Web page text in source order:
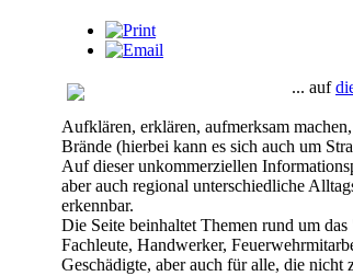
... auf
Aufklären, erklären, aufmerksam
Brände (hierbei kann es sich auch um
Auf dieser unkommerziellen
aber auch regional unterschiedliche
erkennbar.
Die Seite beinhaltet Themen rund um
Fachleute, Handwerker,
Geschädigte, aber auch für alle, die nicht